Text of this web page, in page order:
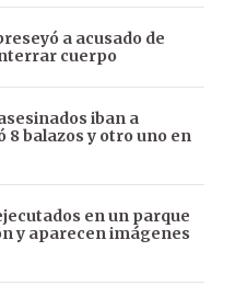
a acusado de
cuerpo
iban a
balazos y otro uno en
en un parque
y aparecen imágenes